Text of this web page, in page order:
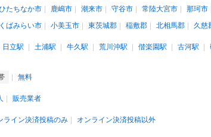
たちなか市 鹿嶋市 潮来市 守谷市 常陸大宮市 那珂市
ばみらい市 小美玉市 東茨城郡 稲敷郡 北相馬郡 久慈
日立駅 土浦駅 牛久駅 荒川沖駅 偕楽園駅 古河駅
無料
販売業者
ライン決済投稿のみ オンライン決済投稿以外